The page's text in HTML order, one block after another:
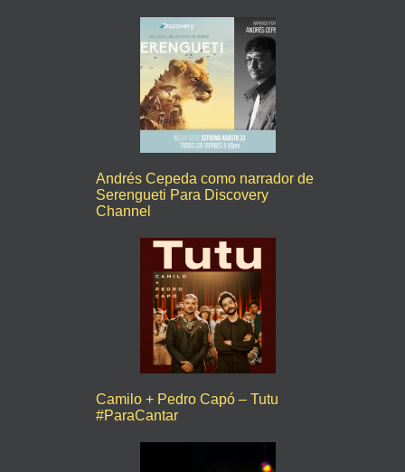
Andrés Cepeda como narrador de
Serengueti Para Discovery
Channel
Camilo + Pedro Capó – Tutu
#ParaCantar